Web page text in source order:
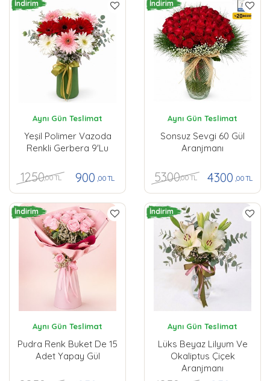
İndirim
Aynı Gün Teslimat
Yeşil Polimer Vazoda
Renkli Gerbera 9'lu
1250,00 TL 900 ,00 TL
İndirim
Aynı Gün Teslimat
Sonsuz Sevgi 60 Gül
Aranjmanı
5300,00 TL 4300 ,00 TL
İndirim
Aynı Gün Teslimat
Pudra Renk Buket De 15
Adet Yapay Gül
İndirim
Aynı Gün Teslimat
Lüks Beyaz Lilyum Ve
Okaliptus Çiçek
Aranjmanı